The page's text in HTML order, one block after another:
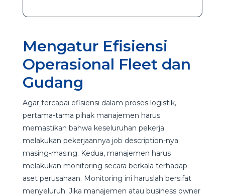
Mengatur Efisiensi
Operasional Fleet dan
Gudang
Agar tercapai efisiensi dalam proses logistik,
pertama-tama pihak manajemen harus
memastikan bahwa keseluruhan pekerja
melakukan pekerjaannya job description-nya
masing-masing. Kedua, manajemen harus
melakukan monitoring secara berkala terhadap
aset perusahaan. Monitoring ini haruslah bersifat
menyeluruh. Jika manajemen atau business owner